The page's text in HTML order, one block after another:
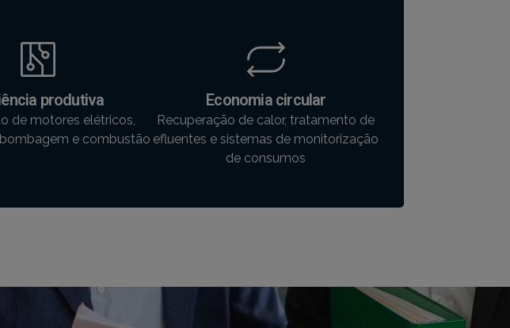
produtiva
de motores elétricos,
e combustão
Economia circular
Recuperação de calor, tratamento de
efluentes e sistemas de monitorização
de consumos